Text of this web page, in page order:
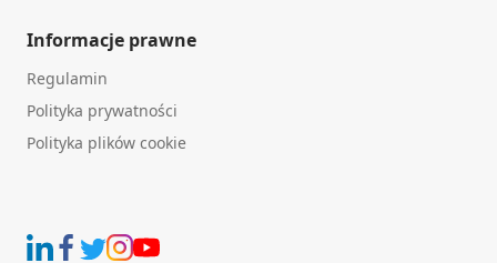
Informacje prawne
Regulamin
Polityka prywatności
Polityka plików cookie